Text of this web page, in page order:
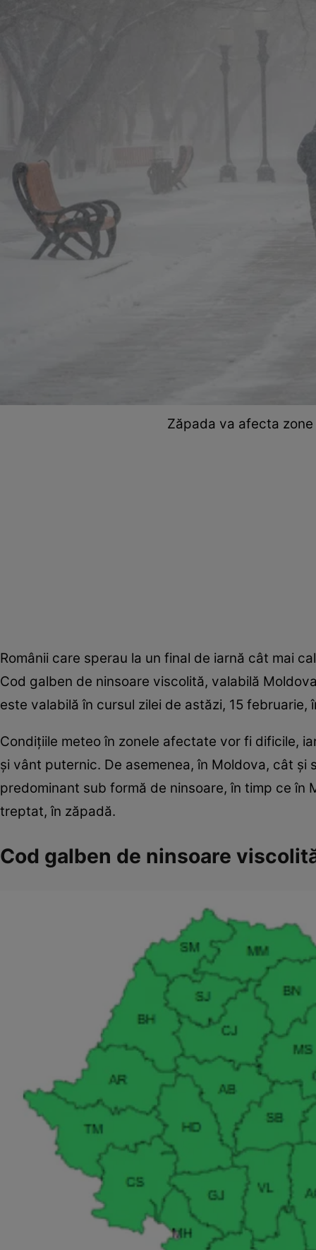
Zăpada va afecta
Românii care sperau la un final de iarnă cât mai
Cod galben de ninsoare viscolită, valabilă
este valabilă în cursul zilei de astăzi, 15 februarie,
Condițiile meteo în zonele afectate vor fi dificile,
și vânt puternic. De asemenea, în Moldova, cât
predominant sub formă de ninsoare, în timp ce în
treptat, în zăpadă.
Cod galben de ninsoare